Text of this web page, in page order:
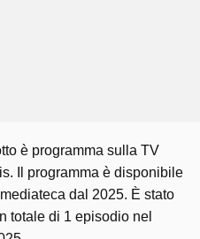
è programma sulla TV
Il programma è disponibile
dal 2025. È stato
totale di 1 episodio nel